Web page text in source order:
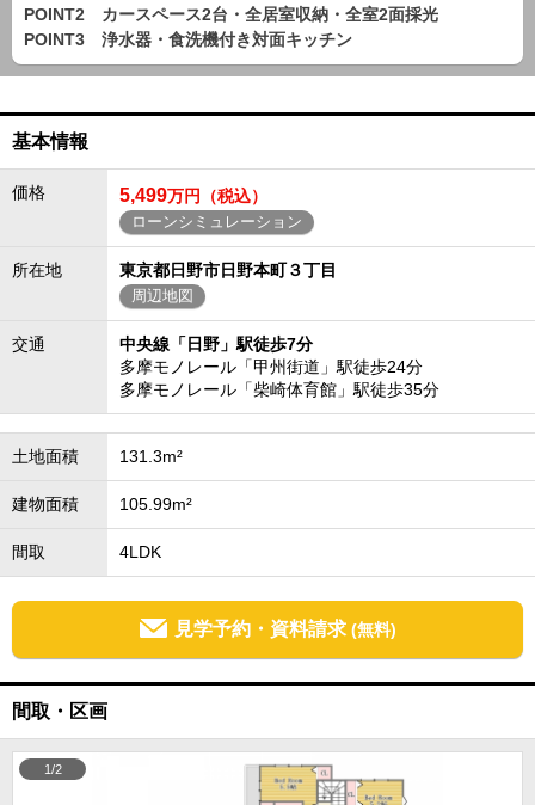
POINT2 カースペース2台・全居室収納・全室2面採光
POINT3 浄水器・食洗機付き対面キッチン
基本情報
価格 5,499万円（税込）
ローンシミュレーション
所在地 東京都日野市日野本町３丁目
周辺地図
交通
中央線「日野」駅徒歩7分
多摩モノレール「甲州街道」駅徒歩24分
多摩モノレール「柴崎体育館」駅徒歩35分
土地面積 131.3m²
建物面積 105.99m²
間取 4LDK
見学予約・資料請求 (無料)
間取・区画
1/2